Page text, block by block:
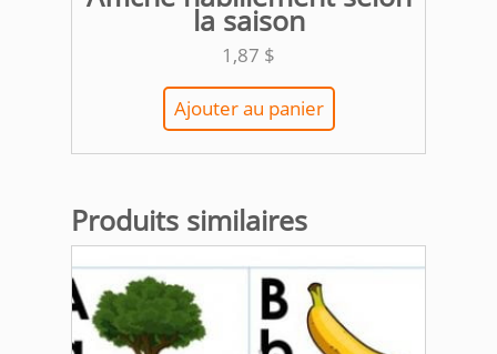
la saison
1,87 $
Ajouter au panier
Produits similaires